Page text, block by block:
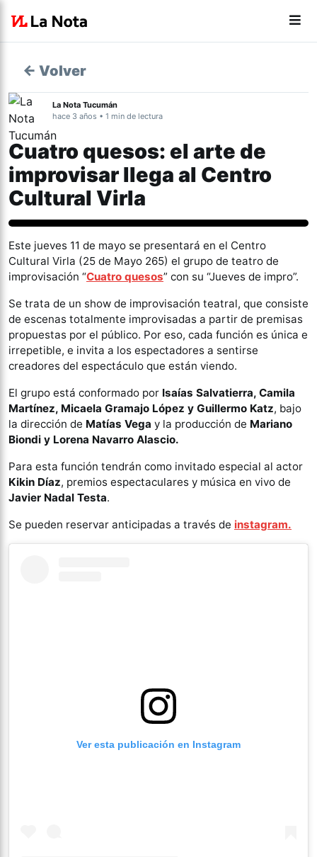
← Volver
La Nota Tucumán
hace 3 años • 1 min de lectura
Cuatro quesos: el arte de
improvisar llega al Centro
Cultural Virla
Espectáculos
Este jueves 11 de mayo se presentará en el Centro
Cultural Virla (25 de Mayo 265) el grupo de teatro de
improvisación “Cuatro quesos” con su “Jueves de impro”.
Se trata de un show de improvisación teatral, que consiste
de escenas totalmente improvisadas a partir de premisas
propuestas por el público. Por eso, cada función es única e
irrepetible, e invita a los espectadores a sentirse
creadores del espectáculo que están viendo.
El grupo está conformado por Isaías Salvatierra, Camila
Martínez, Micaela Gramajo López y Guillermo Katz, bajo
la dirección de Matías Vega y la producción de Mariano
Biondi y Lorena Navarro Alascio.
Para esta función tendrán como invitado especial al actor
Kikin Díaz, premios espectaculares y música en vivo de
Javier Nadal Testa.
Se pueden reservar anticipadas a través de instagram.
Ver esta publicación en Instagram